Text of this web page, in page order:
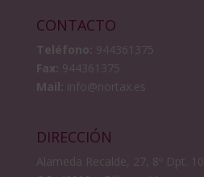
CONTACTO
Teléfono: 944361375
Fax: 944361375
Mail: info@nortax.es
DIRECCIÓN
Alameda Recalde, 27, 8º Dpt. 10